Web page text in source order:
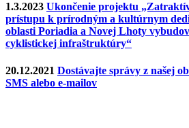
1.3.2023 Ukončenie projektu
prístupu k prírodným a kultúrnym
oblasti Poriadia a Novej Lhoty
cyklistickej infraštruktúry“
20.12.2021 Dostávajte správy z našej
SMS alebo e-mailov